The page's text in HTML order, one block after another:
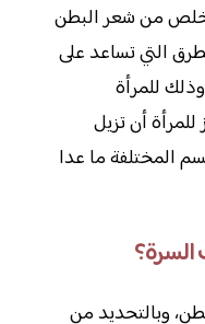
من شعر البطن
التي تساعد على
للمرأة
أن تزيل
المختلفة ما عدا
وبالتحديد من